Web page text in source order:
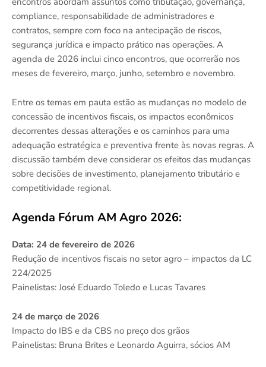
compliance, responsabilidade de administradores e
contratos, sempre com foco na antecipação de riscos,
segurança jurídica e impacto prático nas operações. A
agenda de 2026 inclui cinco encontros, que ocorrerão nos
meses de fevereiro, março, junho, setembro e novembro.
Entre os temas em pauta estão as mudanças no modelo de
concessão de incentivos fiscais, os impactos econômicos
decorrentes dessas alterações e os caminhos para uma
adequação estratégica e preventiva frente às novas regras. A
discussão também deve considerar os efeitos das mudanças
sobre decisões de investimento, planejamento tributário e
competitividade regional.
Agenda Fórum AM Agro 2026:
Data: 24 de fevereiro de 2026
Redução de incentivos fiscais no setor agro – impactos da LC
224/2025
Painelistas: José Eduardo Toledo e Lucas Tavares
24 de março de 2026
Impacto do IBS e da CBS no preço dos grãos
Painelistas: Bruna Brites e Leonardo Aguirra, sócios AM